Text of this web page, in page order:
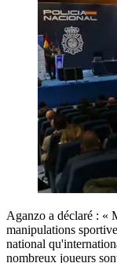
Aganzo a déclaré : «
manipulations
national
nombreux joueurs